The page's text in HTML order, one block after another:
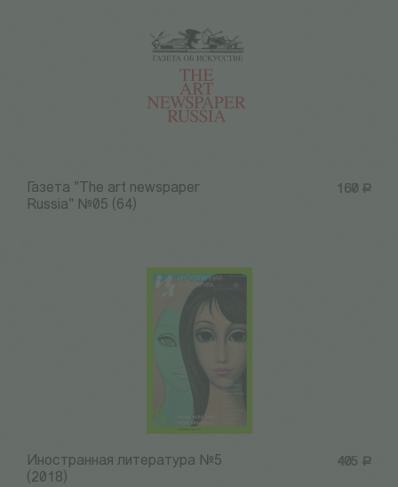
160 Р
Газета "The art newspaper
Russia" №05 (64)
405 Р
Иностранная литература №5
(2018)